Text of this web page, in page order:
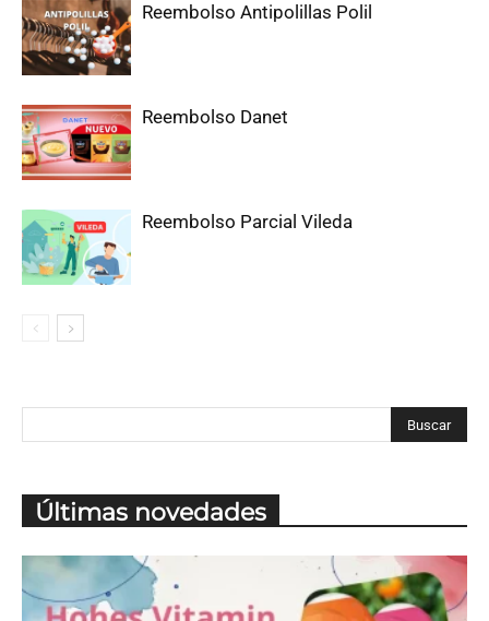
Reembolso Antipolillas Polil
Reembolso Danet
Reembolso Parcial Vileda
Últimas novedades